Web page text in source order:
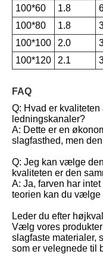
100*60
1.8
100*80
1.8
100*100
2.0
100*120
2.1
FAQ
Q: Hvad er
ledningskanaler?
A: Dette er en
slagfasthed, men
Q: Jeg kan vælge
kvaliteten er den
A: Ja, farven har intet
teorien kan du vælge
Leder du efter
Vælg vores
slagfaste materialer,
som er velegnede til